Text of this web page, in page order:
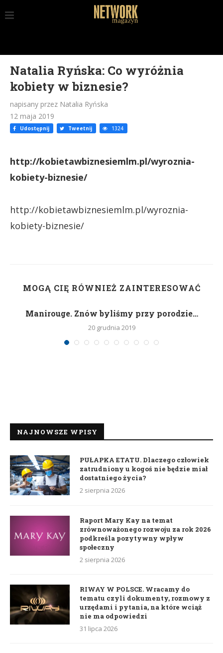
Natalia Ryńska: Co wyróżnia
kobiety w biznesie?
napisany przez Natalia Ryńska
12 maja 2019
Udostępnij Tweetnij 1324
http://kobietawbiznesiemlm.pl/wyroznia-
kobiety-biznesie/
http://kobietawbiznesiemlm.pl/wyroznia-
kobiety-biznesie/
MOGĄ CIĘ RÓWNIEŻ ZAINTERESOWAĆ
Manirouge. Znów byliśmy przy porodzie…
20 grudnia 2019
NAJNOWSZE WPISY
PUŁAPKA ETATU. Dlaczego człowiek
zatrudniony u kogoś nie będzie miał
dostatniego życia?
2 sierpnia 2026
Raport Mary Kay na temat
zrównoważonego rozwoju za rok 2026
podkreśla pozytywny wpływ
społeczny
2 sierpnia 2026
RIWAY W POLSCE. Wracamy do
tematu czyli dokumenty, rozmowy z
urzędami i pytania, na które wciąż
nie ma odpowiedzi
31 lipca 2026